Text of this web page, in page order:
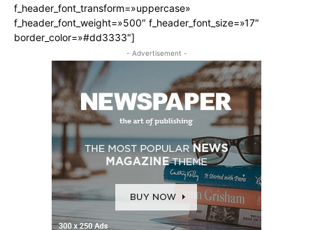
f_header_font_transform=»uppercase»
f_header_font_weight=»500″ f_header_font_size=»17″
border_color=»#dd3333″]
- Advertisement -